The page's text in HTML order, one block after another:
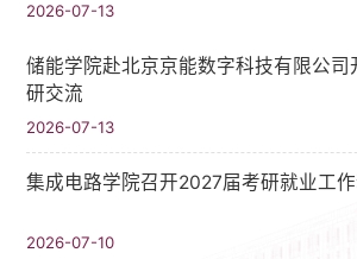
2026-07-13
储能学院赴北京京能数字科技有限公司
研交流
2026-07-13
集成电路学院召开2027届考研就业工
2026-07-10